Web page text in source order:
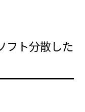
フト分散した